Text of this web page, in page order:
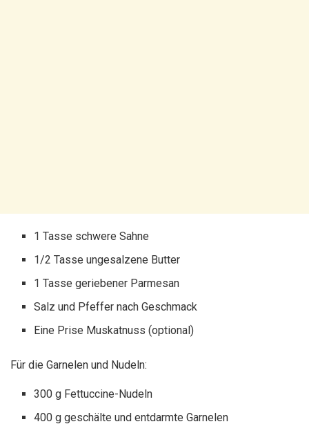
1 Tasse schwere Sahne
1/2 Tasse ungesalzene Butter
1 Tasse geriebener Parmesan
Salz und Pfeffer nach Geschmack
Eine Prise Muskatnuss (optional)
Für die Garnelen und Nudeln:
300 g Fettuccine-Nudeln
400 g geschälte und entdarmte Garnelen